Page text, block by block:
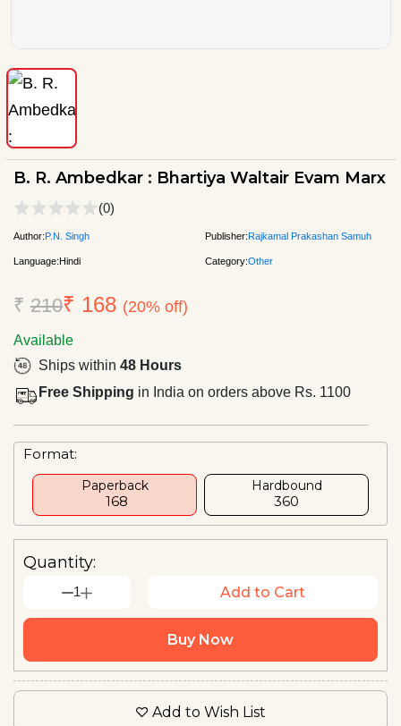
B. R. Ambedkar : Bhartiya Waltair Evam Marx
(0)
Author:P.N. Singh Publisher:Rajkamal Prakashan Samuh
Language:Hindi Category:Other
₹ 210₹ 168 (20% off)
Available
Ships within 48 Hours
Free Shipping in India on orders above Rs. 1100
Format:
Paperback
₹ 168
Hardbound
₹360
Quantity:
1 Add to Cart
Buy Now
Add to Wish List